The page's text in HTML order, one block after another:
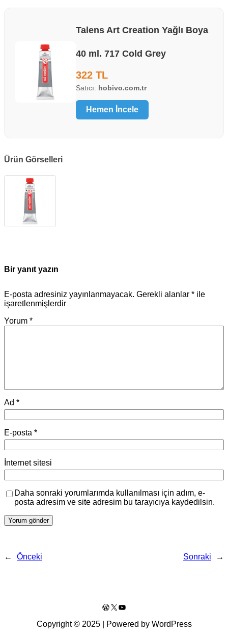
Talens Art Creation Yağlı Boya
40 ml. 717 Cold Grey
322 TL
Satıcı: hobivo.com.tr
Hemen İncele
Ürün Görselleri
Bir yanıt yazın
E-posta adresiniz yayınlanmayacak. Gerekli alanlar * ile
işaretlenmişlerdir
Yorum *
Ad *
E-posta *
İnternet sitesi
Daha sonraki yorumlarımda kullanılması için adım, e-
posta adresim ve site adresim bu tarayıcıya kaydedilsin.
← Önceki Sonraki →
WordPress
X YouTube
Copyright © 2025 | Powered by WordPress